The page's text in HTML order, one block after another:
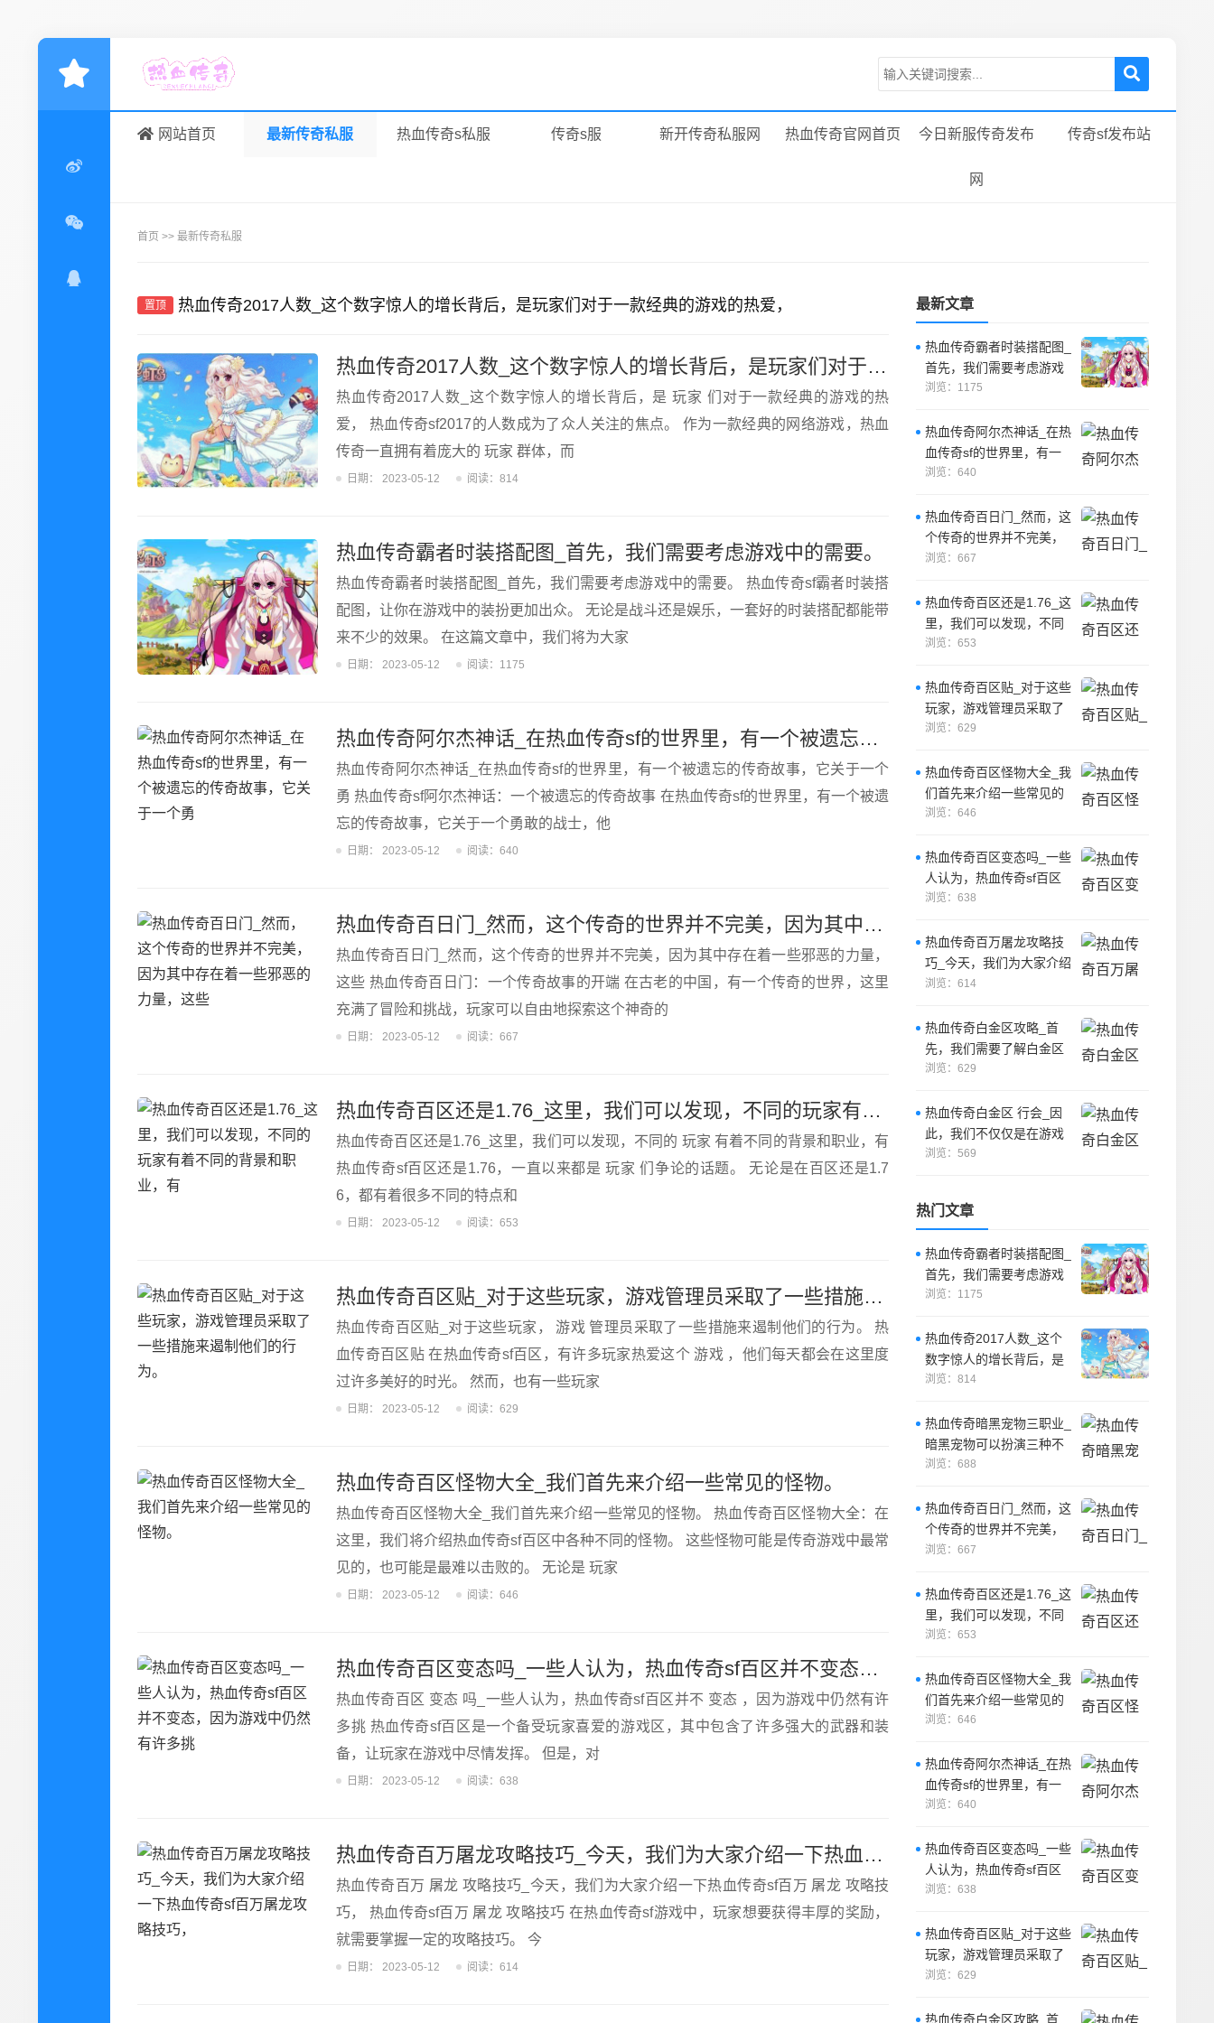
网站首页 最新传奇私服 热血传奇s私服 传奇s服 新开传奇私服网 热血传奇官网首页 今日新服传奇发布
网
传奇sf发布站
首页 >> 最新传奇私服
置顶 热血传奇2017人数_这个数字惊人的增长背后，是玩家们对于一款经典的游戏的热爱，
热血传奇2017人数_这个数字惊人的增长背后，是玩家们对于一款经典的游戏的热爱，
热血传奇2017人数_这个数字惊人的增长背后，是 玩家 们对于一款经典的游戏的热
爱， 热血传奇sf2017的人数成为了众人关注的焦点。 作为一款经典的网络游戏，热血
传奇一直拥有着庞大的 玩家 群体，而
日期： 2023-05-12 阅读：814
热血传奇霸者时装搭配图_首先，我们需要考虑游戏中的需要。
热血传奇霸者时装搭配图_首先，我们需要考虑游戏中的需要。 热血传奇sf霸者时装搭
配图，让你在游戏中的装扮更加出众。 无论是战斗还是娱乐，一套好的时装搭配都能带
来不少的效果。 在这篇文章中，我们将为大家
日期： 2023-05-12 阅读：1175
热血传奇阿尔杰神话_在热血传奇sf的世界里，有一个被遗忘的传奇故事，它关于一个勇
热血传奇阿尔杰神话_在热血传奇sf的世界里，有一个被遗忘的传奇故事，它关于一个
勇 热血传奇sf阿尔杰神话：一个被遗忘的传奇故事 在热血传奇sf的世界里，有一个被遗
忘的传奇故事，它关于一个勇敢的战士，他
日期： 2023-05-12 阅读：640
热血传奇百日门_然而，这个传奇的世界并不完美，因为其中存在着一些邪恶的力量，这些
热血传奇百日门_然而，这个传奇的世界并不完美，因为其中存在着一些邪恶的力量，
这些 热血传奇百日门：一个传奇故事的开端 在古老的中国，有一个传奇的世界，这里
充满了冒险和挑战，玩家可以自由地探索这个神奇的
日期： 2023-05-12 阅读：667
热血传奇百区还是1.76_这里，我们可以发现，不同的玩家有着不同的背景和职业，有
热血传奇百区还是1.76_这里，我们可以发现，不同的 玩家 有着不同的背景和职业，有
热血传奇sf百区还是1.76，一直以来都是 玩家 们争论的话题。 无论是在百区还是1.7
6，都有着很多不同的特点和
日期： 2023-05-12 阅读：653
热血传奇百区贴_对于这些玩家，游戏管理员采取了一些措施来遏制他们的行为。
热血传奇百区贴_对于这些玩家， 游戏 管理员采取了一些措施来遏制他们的行为。 热
血传奇百区贴 在热血传奇sf百区，有许多玩家热爱这个 游戏 ，他们每天都会在这里度
过许多美好的时光。 然而，也有一些玩家
日期： 2023-05-12 阅读：629
热血传奇百区怪物大全_我们首先来介绍一些常见的怪物。
热血传奇百区怪物大全_我们首先来介绍一些常见的怪物。 热血传奇百区怪物大全：在
这里，我们将介绍热血传奇sf百区中各种不同的怪物。 这些怪物可能是传奇游戏中最常
见的，也可能是最难以击败的。 无论是 玩家
日期： 2023-05-12 阅读：646
热血传奇百区变态吗_一些人认为，热血传奇sf百区并不变态，因为游戏中仍然有许多挑
热血传奇百区 变态 吗_一些人认为，热血传奇sf百区并不 变态 ，因为游戏中仍然有许
多挑 热血传奇sf百区是一个备受玩家喜爱的游戏区，其中包含了许多强大的武器和装
备，让玩家在游戏中尽情发挥。 但是，对
日期： 2023-05-12 阅读：638
热血传奇百万屠龙攻略技巧_今天，我们为大家介绍一下热血传奇sf百万屠龙攻略技巧，
热血传奇百万 屠龙 攻略技巧_今天，我们为大家介绍一下热血传奇sf百万 屠龙 攻略技
巧， 热血传奇sf百万 屠龙 攻略技巧 在热血传奇sf游戏中，玩家想要获得丰厚的奖励，
就需要掌握一定的攻略技巧。 今
日期： 2023-05-12 阅读：614
最新文章
热血传奇霸者时装搭配图_
首先，我们需要考虑游戏
中的需要。
浏览：1175
热血传奇阿尔杰神话_在热
血传奇sf的世界里，有一
个被遗忘的传奇故事，它
浏览：640
热血传奇百日门_然而，这
个传奇的世界并不完美，
因为其中存在着一些邪恶
浏览：667
热血传奇百区还是1.76_这
里，我们可以发现，不同
的玩家有着不同的背景和
浏览：653
热血传奇百区贴_对于这些
玩家，游戏管理员采取了
一些措施来遏制他们的行
浏览：629
热血传奇百区怪物大全_我
们首先来介绍一些常见的
怪物。
浏览：646
热血传奇百区变态吗_一些
人认为，热血传奇sf百区
并不变态，因为游戏中仍
浏览：638
热血传奇百万屠龙攻略技
巧_今天，我们为大家介绍
一下热血传奇sf百万屠龙
浏览：614
热血传奇白金区攻略_首
先，我们需要了解白金区
的游戏规则和玩法。
浏览：629
热血传奇白金区 行会_因
此，我们不仅仅是在游戏
中追求胜利和成就，我们
浏览：569
热门文章
热血传奇霸者时装搭配图_
首先，我们需要考虑游戏
中的需要。
浏览：1175
热血传奇2017人数_这个
数字惊人的增长背后，是
玩家们对于一款经典的游
浏览：814
热血传奇暗黑宠物三职业_
暗黑宠物可以扮演三种不
同的角色，分别是战士的
浏览：688
热血传奇百日门_然而，这
个传奇的世界并不完美，
因为其中存在着一些邪恶
浏览：667
热血传奇百区还是1.76_这
里，我们可以发现，不同
的玩家有着不同的背景和
浏览：653
热血传奇百区怪物大全_我
们首先来介绍一些常见的
怪物。
浏览：646
热血传奇阿尔杰神话_在热
血传奇sf的世界里，有一
个被遗忘的传奇故事，它
浏览：640
热血传奇百区变态吗_一些
人认为，热血传奇sf百区
并不变态，因为游戏中仍
浏览：638
热血传奇百区贴_对于这些
玩家，游戏管理员采取了
一些措施来遏制他们的行
浏览：629
热血传奇白金区攻略_首